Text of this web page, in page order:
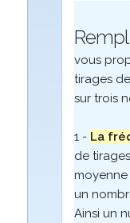
vous
tirages
sur trois
1 - La
de
un
Ainsi un